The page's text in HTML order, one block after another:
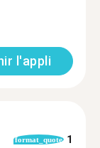
l'appli
format_quote 1